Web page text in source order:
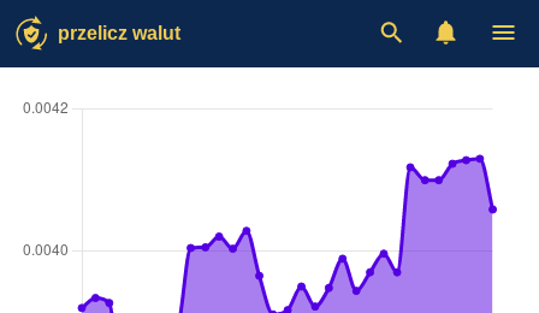
przelicz walut